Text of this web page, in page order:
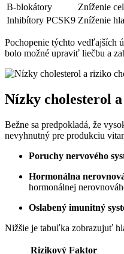
B-blokátory
Zníženie
Inhibítory PCSK9 Zníženie​
Pochopenie týchto vedľajších
bolo možné upraviť ​liečbu a
Nízky cholesterol
Bežne sa predpokladá, ​že
nevyhnutný pre produkciu
Poruchy nervového
Hormonálna‍
hormonálnej
Oslabený imunitný‍
Nižšie je tabuľka zobrazujuť
Rizikový ⁤Faktor